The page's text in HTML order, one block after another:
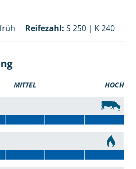
Reifezahl: S 250 | K 240
MITTEL HOCH